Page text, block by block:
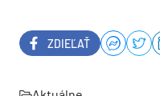
ZDIEĽAŤ